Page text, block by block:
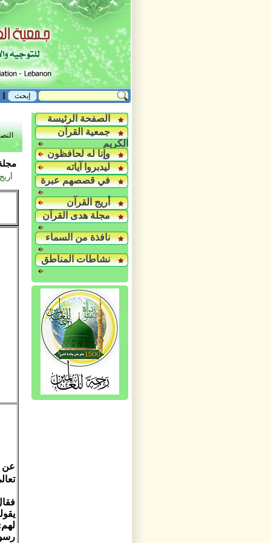
الصفحة الرئيسة
جمعية القرآن
الكريم
وإنا له لحافظون
ليدبروا آياته
في قصصهم عبرة
أريج القرآن
مجلة هدى القرآن
نافذة من السماء
نشاطات المناطق
عن